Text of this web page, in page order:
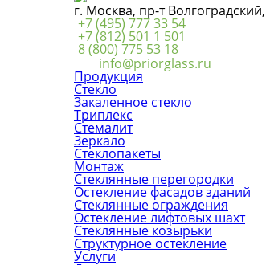
г. Москва, пр-т
+7 (495) 777 33 54
+7 (812) 501 1 501
8 (800) 775 53 18
info@priorglass.ru
Продукция
Стекло
Закаленное стекло
Триплекс
Стемалит
Зеркало
Стеклопакеты
Монтаж
Стеклянные перегородки
Остекление фасадов зданий
Стеклянные ограждения
Остекление лифтовых шахт
Стеклянные козырьки
Структурное остекление
Услуги